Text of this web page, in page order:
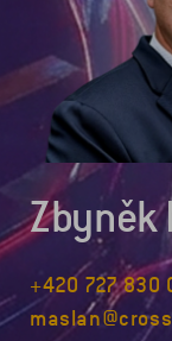
Zbyněk
+420 727 830